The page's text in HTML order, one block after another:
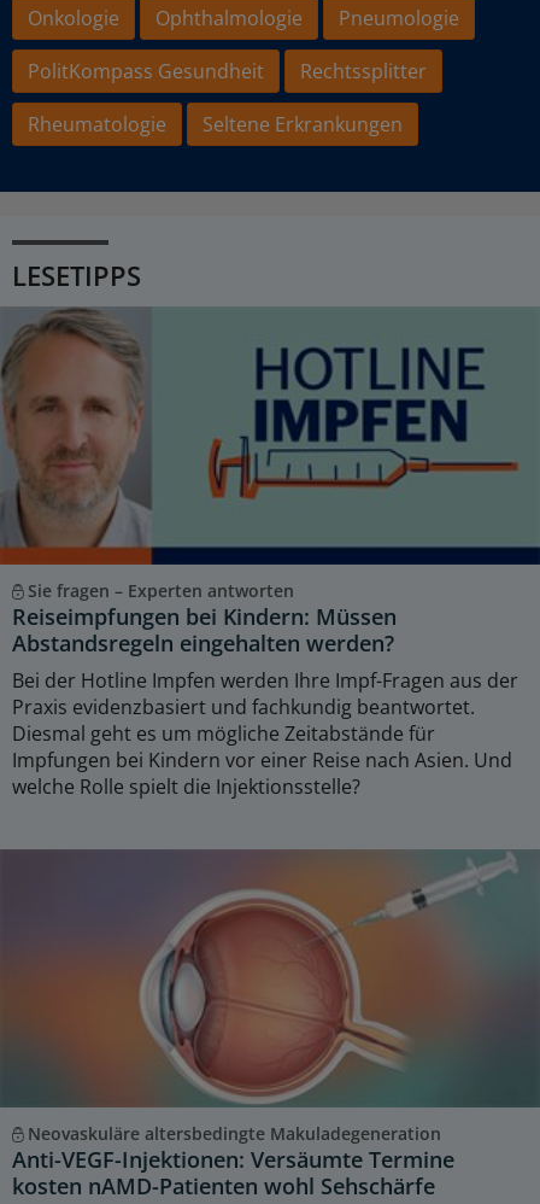
Onkologie
Ophthalmologie
Pneumologie
PolitKompass Gesundheit
Rechtssplitter
Rheumatologie
Seltene Erkrankungen
LESETIPPS
Sie fragen – Experten antworten
Reiseimpfungen bei Kindern: Müssen
Abstandsregeln eingehalten werden?
Bei der Hotline Impfen werden Ihre Impf-Fragen aus der
Praxis evidenzbasiert und fachkundig beantwortet.
Diesmal geht es um mögliche Zeitabstände für
Impfungen bei Kindern vor einer Reise nach Asien. Und
welche Rolle spielt die Injektionsstelle?
Neovaskuläre altersbedingte Makuladegeneration
Anti-VEGF-Injektionen: Versäumte Termine
kosten nAMD-Patienten wohl Sehschärfe